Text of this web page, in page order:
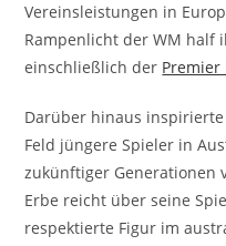
Vereinsleistungen in
Rampenlicht der WM half
einschließlich der Premier
Darüber hinaus
Feld jüngere Spieler in
zukünftiger Generationen
Erbe reicht über seine
respektierte Figur im